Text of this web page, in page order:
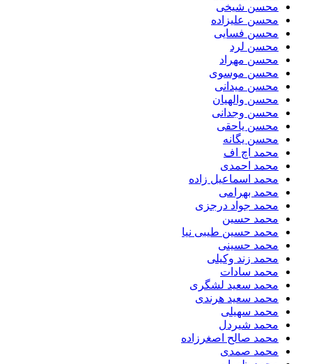
محسن شیخی
محسن علیزاده
محسن فسایی
محسن لرد
محسن مهراد
محسن موسوی
محسن میدانی
محسن والهیان
محسن وجدانی
محسن یاحقی
محسن یگانه
محمد اچ اف
محمد احمدی
محمد اسماعیل زاده
محمد بهرامی
محمد جواد درجزی
محمد حسین
محمد حسین طیبی نیا
محمد حسینی
محمد زند وکیلی
محمد سادات
محمد سعید لشگری
محمد سعید هرندی
محمد سهیلی
​محمد شیردل
محمد صالح اصغرزاده
محمد صمدی